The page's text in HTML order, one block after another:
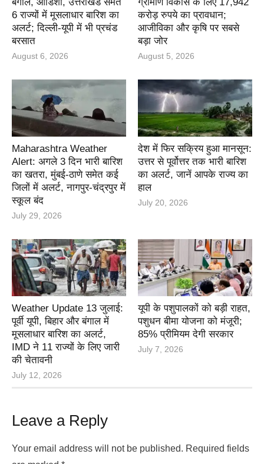
बंगाल, ओडिशा, उत्तराखंड समेत
6 राज्यों में मूसलाधार बारिश का
अलर्ट; दिल्ली-यूपी में भी प्रचंड
बरसात
August 6, 2026
ग्रामीण विकास के लिए 17,942
करोड़ रुपये का प्रावधान;
आजीविका और कृषि पर सबसे
बड़ा जोर
August 5, 2026
Maharashtra Weather
Alert: अगले 3 दिन भारी बारिश
का खतरा, मुंबई-ठाणे समेत कई
जिलों में अलर्ट, नागपुर-चंद्रपुर में
स्कूल बंद
July 29, 2026
देश में फिर सक्रिय हुआ मानसून:
उत्तर से पूर्वोत्तर तक भारी बारिश
का अलर्ट, जानें आपके राज्य का
हाल
July 20, 2026
Weather Update 13 जुलाई:
पूर्वी यूपी, बिहार और बंगाल में
मूसलाधार बारिश का अलर्ट,
IMD ने 11 राज्यों के लिए जारी
की चेतावनी
July 12, 2026
यूपी के पशुपालकों को बड़ी राहत,
पशुधन बीमा योजना को मंजूरी;
85% प्रीमियम देगी सरकार
July 7, 2026
Leave a Reply
Your email address will not be published. Required fields